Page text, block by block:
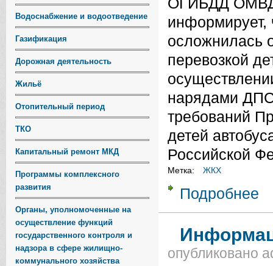
Водоснабжение и водоотведение
Газификация
Дорожная деятельность
Жильё
Отопительный период
ТКО
Капитальный ремонт МКД
Программы комплексного
развития
Органы, уполномоченные на
осуществление функций
государственного контроля и
надзора в сфере жилищно-
коммунального хозяйства
информирует,
осложнилась
перевозкой
нарядами
требований
детей
Российской
Метка: ЖКХ
Подробнее
опубликовано